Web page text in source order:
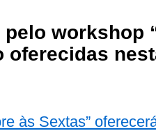
workshop
oferecidas
às Sextas”